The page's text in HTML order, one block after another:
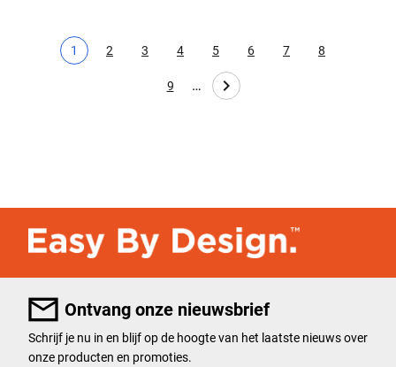
Huidige pagina
1
Page
2
Page
3
Page
4
Page
5
Page
6
Page
7
Page
8
Page
9 …
Ontvang onze nieuwsbrief
Schrijf je nu in en blijf op de hoogte van het laatste nieuws over
onze producten en promoties.